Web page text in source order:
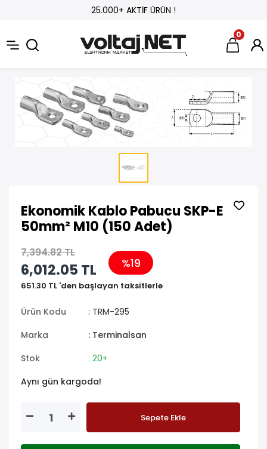
25.000+ AKTİF ÜRÜN !
0
Ekonomik Kablo Pabucu SKP-E
50mm² M10 (150 Adet)
7,394.82 TL
6,012.05 TL %19
651.30 TL 'den başlayan taksitlerle
Ürün Kodu
: TRM-295
Marka
: Terminalsan
Stok
: 20+
Aynı gün kargoda!
Sepete Ekle